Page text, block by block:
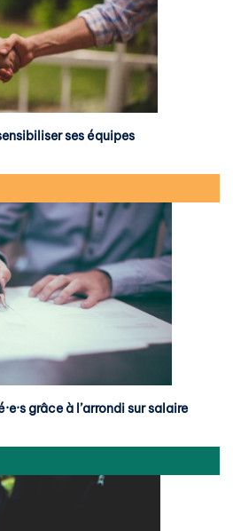
ses équipes
grâce à l’arrondi sur salaire